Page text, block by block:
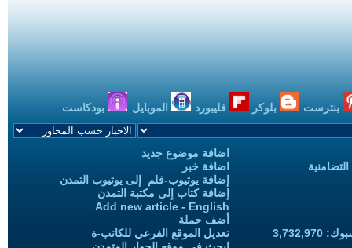
بنترست بلوكر فليبورد الموبايل بودكاست
اضافة موضوع جديد
اضافة خبر
إضافة يوتيوب-فلم إلى يوتيوب التمدن
إضافة كتاب إلى مكتبة التمدن
Add new article - English
أضف حملة
تعديل الموقع الفرعي للكاتب-ة